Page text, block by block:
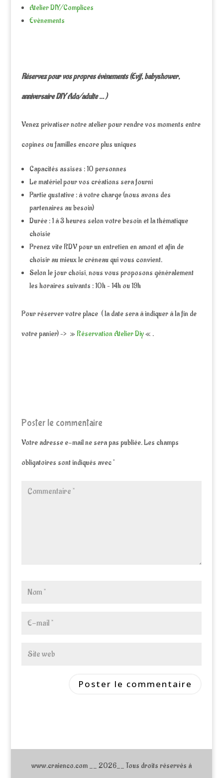
Atelier DIY/Complices
Evènements
Réservez pour vos propres évènements (Evjf, babyshower,
anniversaire DIY Ado/adulte … )
Venez privatiser notre atelier pour rendre vos moments entre
copines ou familles encore plus uniques
Capacités assises : 10 personnes
Le matériel pour vos créations sera fourni
Partie gustative : à votre charge (nous avons des
partenaires au besoin)
Durée : 1 à 3 heures selon votre besoin et la thématique
choisie
Prenez vite RDV pour un entretien en amont et afin de
choisir au mieux le créneau qui vous convient.
Selon le jour choisi, nous vous proposons généralement
les horaires suivants : 10h – 14h ou 19h
Pour réserver votre place ( la date sera à indiquer à la fin de
votre panier) –> »Réservation Atelier Diy« .
Poster le commentaire
Votre adresse e-mail ne sera pas publiée.Les champs
obligatoires sont indiqués avec*
www.craienco.com __ 2026__ Tous droits réservés à